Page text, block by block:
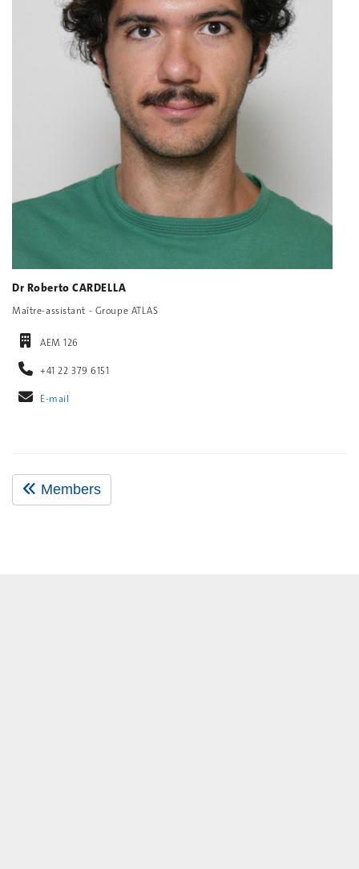
Dr Roberto CARDELLA
Maître-assistant - Groupe ATLAS
AEM 126
+41 22 379 6151
E-mail
Members